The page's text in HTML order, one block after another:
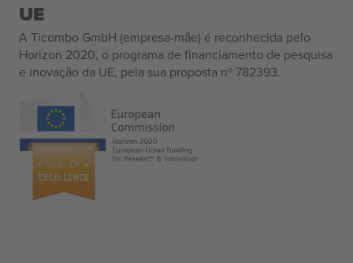
UE
A Ticombo GmbH (empresa-mãe) é reconhecida pelo
Horizon 2020, o programa de financiamento de pesquisa
e inovação da UE, pela sua proposta nº 782393.